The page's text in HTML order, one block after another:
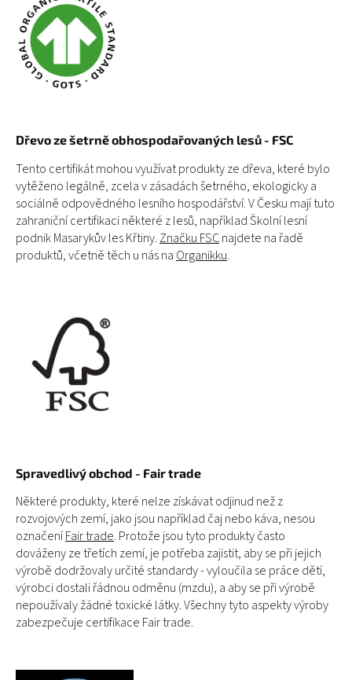
Dřevo ze šetrněobhospodařovaných lesů - FSC
Tento certifikát mohou využívat produkty ze dřeva, které bylo
vytěženo legálně, zcela v zásadách šetrného, ekologicky a
sociálně odpovědného lesního hospodářství. V Česku mají tuto
zahraniční certifikaci některé z lesů, například Školní lesní
podnik Masarykův les Křtiny. Značku FSCnajdete na řadě
produktů, včetně těch u nás na Organikku.
Spravedlivý obchod - Fair trade
Některé produkty, které nelze získávat odjinud než z
rozvojových zemí, jako jsou například čaj nebo káva, nesou
označeníFair trade. Protože jsou tyto produkty často
dováženy ze třetích zemí, je potřeba zajistit, aby se při jejich
výrobě dodržovaly určité standardy - vyloučila se práce dětí,
výrobci dostali řádnou odměnu (mzdu), a aby se při výrobě
nepoužívaly žádné toxické látky. Všechny tyto aspekty výroby
zabezpečuje certifikace Fair trade.